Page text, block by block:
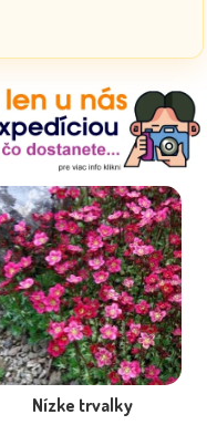
Nízke trvalky